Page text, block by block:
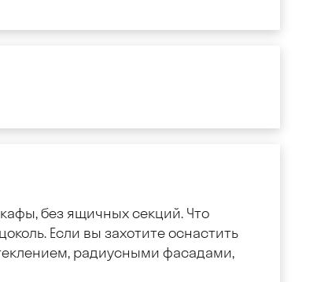
без ящичных секций. Что
Если вы захотите оснастить
радиусными фасадами,